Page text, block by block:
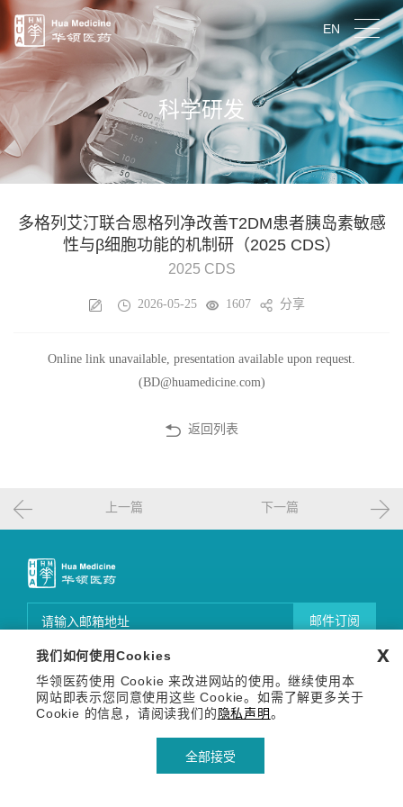
EN
科学研发
多格列艾汀联合恩格列净改善T2DM患者胰岛素敏感
性与β细胞功能的机制研（2025 CDS）
2025 CDS
2026-05-25 1607 分享
Online link unavailable, presentation available upon request.
(BD@huamedicine.com)
返回列表
上一篇 下一篇
邮件订阅
关注我们
Copyright © 2026 华领医药技术（上海）有限公司 沪网药械
信备字【2026】000123号
沪ICP备14036654号-1
沪公网安备 31011502013809号
我们如何使用Cookies
华领医药使用 Cookie 来改进网站的使用。继续使用本
网站即表示您同意使用这些 Cookie。如需了解更多关于
Cookie 的信息，请阅读我们的 隐私声明。
全部接受
x